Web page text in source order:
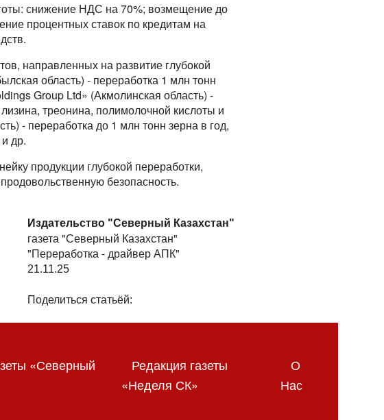
снижение НДС на 70%; возмещение до
процентных ставок по кредитам на
направленных на развитие глубокой
область) - переработка 1 млн тонн
Group Ltd» (Акмолинская область) -
треонина, полимолочной кислоты и
- переработка до 1 млн тонн зерна в год,
др.
продукции глубокой переработки,
безопасность.
Издательство "Северный Казахстан"
газета "Северный Казахстан"
"Переработка - драйвер АПК"
21.11.25
Поделиться статьёй:
«Северный
Редакция газеты
«Неделя СК»
О
Нас